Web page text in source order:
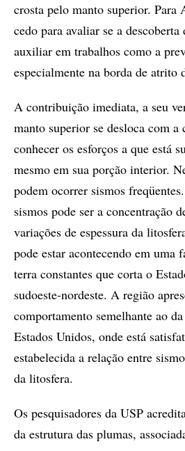
crosta pelo manto superior. Para
cedo para avaliar se a
auxiliar em trabalhos como a
especialmente na borda de atrito
A contribuição imediata, a seu
manto superior se desloca com a
conhecer os esforços a que está
mesmo em sua porção interior.
podem ocorrer sismos
sismos pode ser a concentração
variações de espessura da
pode estar acontecendo em uma
terra constantes que corta o
sudoeste-nordeste. A região
comportamento semelhante ao
Estados Unidos, onde está
estabelecida a relação entre
da litosfera.
Os pesquisadores da USP
da estrutura das plumas,